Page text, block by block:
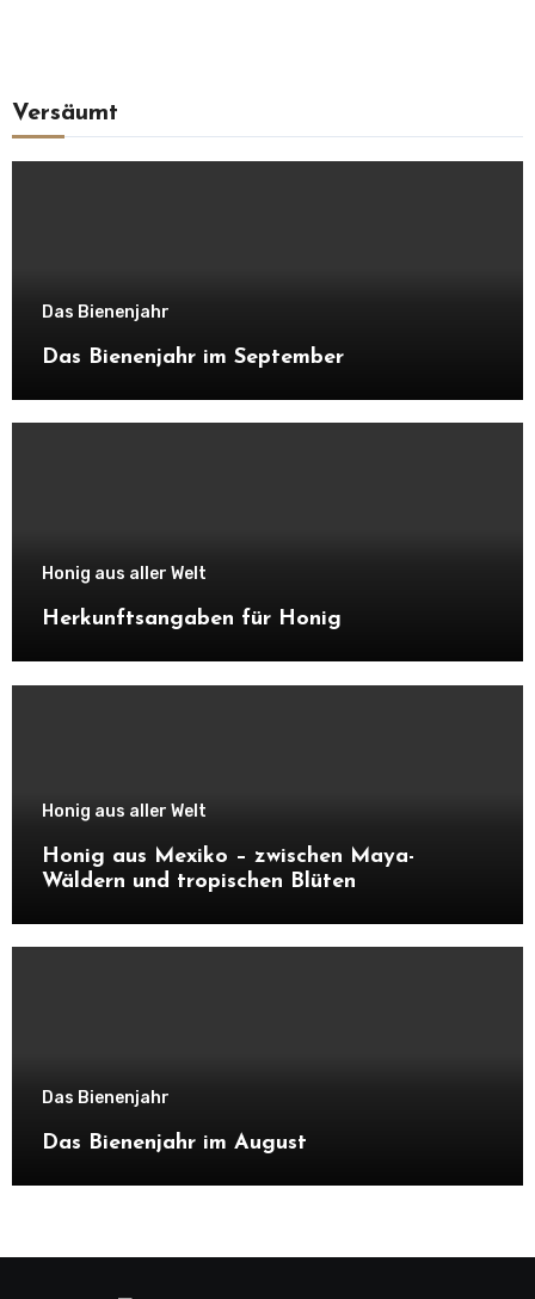
Versäumt
Das Bienenjahr
Das Bienenjahr im September
Honig aus aller Welt
Herkunftsangaben für Honig
Honig aus aller Welt
Honig aus Mexiko – zwischen Maya-
Wäldern und tropischen Blüten
Das Bienenjahr
Das Bienenjahr im August